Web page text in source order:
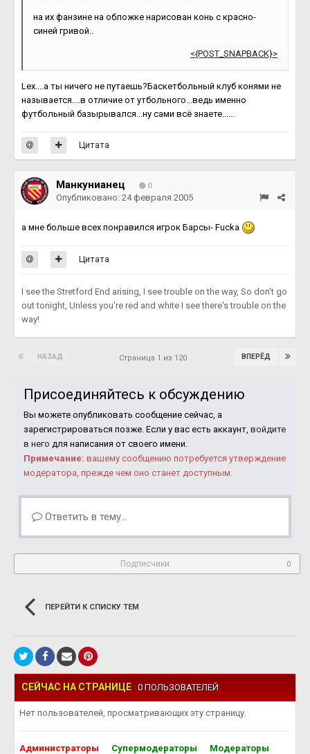
на их фанзине на обложке нарисован конь с красно-
синей гривой..
<{POST_SNAPBACK}>
Lex....а ты ничего не путаешь?Баскетбольный клуб конями не
называется....в отличие от утбольного...ведь именно
футбольный базырывался...ну сами всё знаете......
Цитата
Манкунианец 0
Опубликовано: 24 февраля 2005
а мне больше всех понравился игрок Барсы- Fucka
Цитата
I see the Stretford End arising, I see trouble on the way, So don't go
out tonight, Unless you're red and white I see there's trouble on the
way!
НАЗАД ВПЕРЁД
Страница 1 из 120
Присоединяйтесь к обсуждению
Вы можете опубликовать сообщение сейчас, а
зарегистрироваться позже. Если у вас есть аккаунт, войдите
в него для написания от своего имени.
Примечание: вашему сообщению потребуется утверждение
модератора, прежде чем оно станет доступным.
Ответить в тему...
Подписчики 0
ПЕРЕЙТИ К СПИСКУ ТЕМ
СЕЙЧАС НА СТРАНИЦЕ 0 ПОЛЬЗОВАТЕЛЕЙ
Нет пользователей, просматривающих эту страницу.
Администраторы Супермодераторы
Модераторы